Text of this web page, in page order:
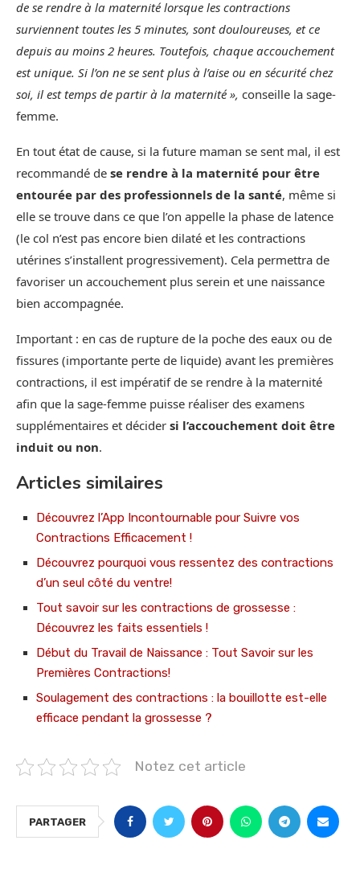
de se rendre à la maternité lorsque les contractions
surviennent toutes les 5 minutes, sont douloureuses, et ce
depuis au moins 2 heures. Toutefois, chaque accouchement
est unique. Si l’on ne se sent plus à l’aise ou en sécurité chez
soi, il est temps de partir à la maternité », conseille la sage-
femme.
En tout état de cause, si la future maman se sent mal, il est
recommandé de se rendre à la maternité pour être
entourée par des professionnels de la santé, même si
elle se trouve dans ce que l’on appelle la phase de latence
(le col n’est pas encore bien dilaté et les contractions
utérines s’installent progressivement). Cela permettra de
favoriser un accouchement plus serein et une naissance
bien accompagnée.
Important : en cas de rupture de la poche des eaux ou de
fissures (importante perte de liquide) avant les premières
contractions, il est impératif de se rendre à la maternité
afin que la sage-femme puisse réaliser des examens
supplémentaires et décider si l’accouchement doit être
induit ou non.
Articles similaires
Découvrez l’App Incontournable pour Suivre vos
Contractions Efficacement !
Découvrez pourquoi vous ressentez des contractions
d’un seul côté du ventre!
Tout savoir sur les contractions de grossesse :
Découvrez les faits essentiels !
Début du Travail de Naissance : Tout Savoir sur les
Premières Contractions!
Soulagement des contractions : la bouillotte est-elle
efficace pendant la grossesse ?
Notez cet article
PARTAGER